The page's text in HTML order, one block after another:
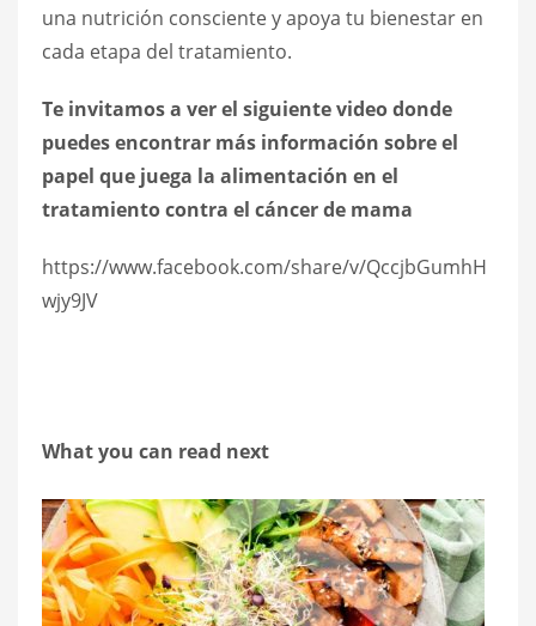
una nutrición consciente y apoya tu bienestar en
cada etapa del tratamiento.
Te invitamos a ver el siguiente video donde
puedes encontrar más información sobre el
papel que juega la alimentación en el
tratamiento contra el cáncer de mama
https://www.facebook.com/share/v/QccjbGumhH
wjy9JV
What you can read next